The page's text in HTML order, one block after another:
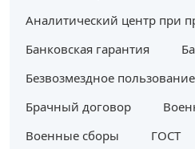
Аналитический центр при
Банковская гарантия
Безвозмездное пользование
Брачный договор
Военные сборы
ГОСТ